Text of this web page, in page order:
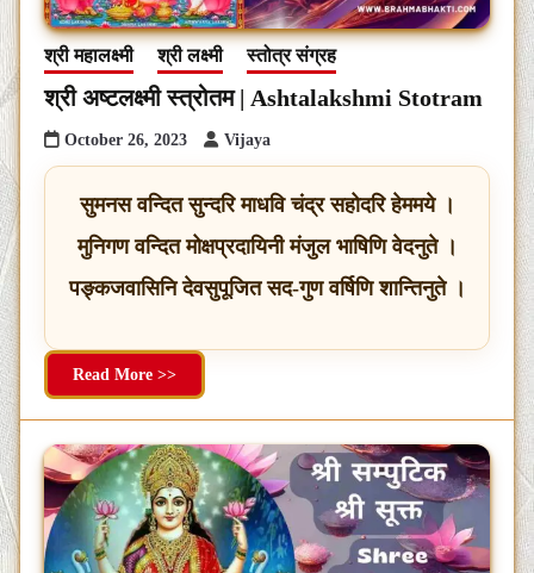
श्री महालक्ष्मी श्री लक्ष्मी स्तोत्र संग्रह
श्री अष्टलक्ष्मी स्त्रोतम | Ashtalakshmi Stotram
October 26, 2023 Vijaya
सुमनस वन्दित सुन्दरि माधवि चंद्र सहोदरि हेममये ।
मुनिगण वन्दित मोक्षप्रदायिनी मंजुल भाषिणि वेदनुते ।
पङ्कजवासिनि देवसुपूजित सद-गुण वर्षिणि शान्तिनुते ।
Read More >>